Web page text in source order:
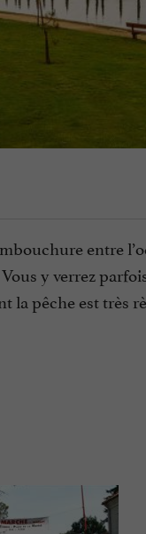
entre
y verrez
pêche est très